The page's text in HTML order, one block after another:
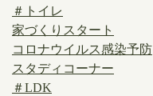
＃トイレ
家づくりスタート
コロナウイルス感染予防
スタディコーナー
＃LDK